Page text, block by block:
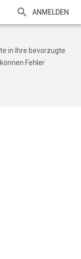
ANMELDEN
in Ihre bevorzugte
Fehler